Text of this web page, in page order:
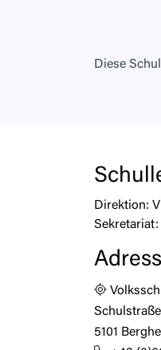
Diese
Direktion:
Sekretariat:
5101